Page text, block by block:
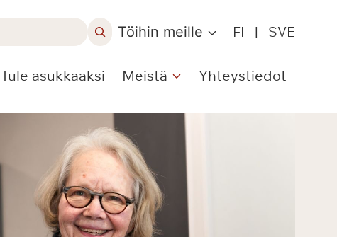
Töihin meille FI | SVE
Tule asukkaaksi Meistä Yhteystiedot